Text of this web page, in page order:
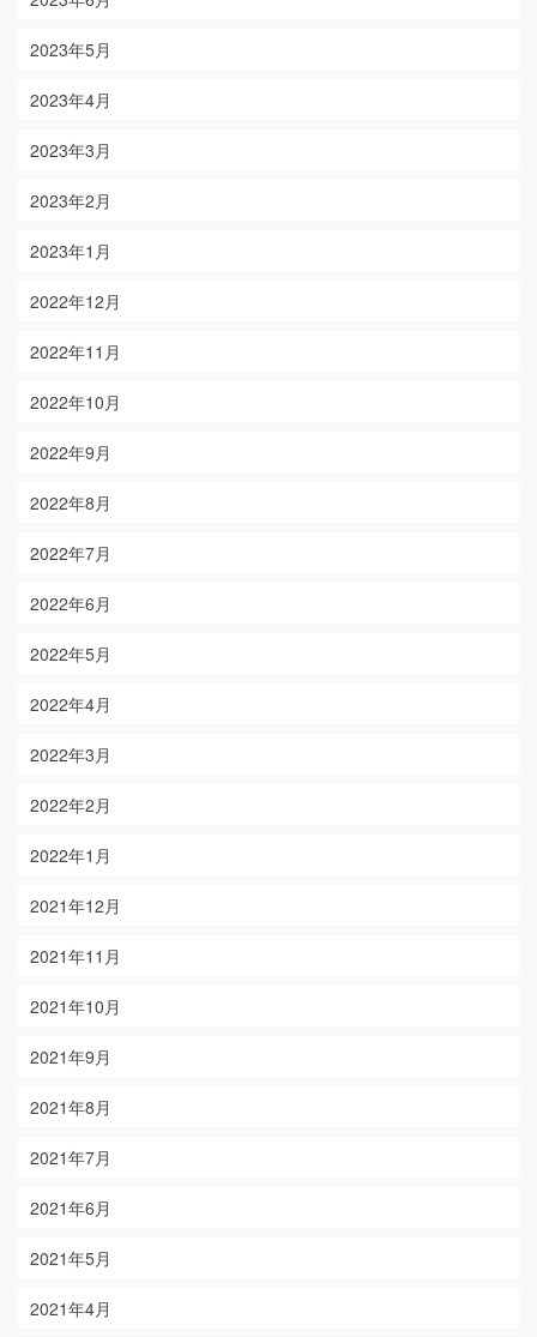
2023年5月
2023年4月
2023年3月
2023年2月
2023年1月
2022年12月
2022年11月
2022年10月
2022年9月
2022年8月
2022年7月
2022年6月
2022年5月
2022年4月
2022年3月
2022年2月
2022年1月
2021年12月
2021年11月
2021年10月
2021年9月
2021年8月
2021年7月
2021年6月
2021年5月
2021年4月